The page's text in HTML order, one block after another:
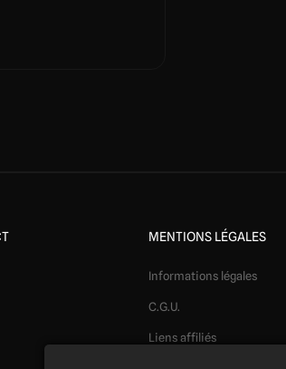
MENTIONS LÉGALES
Informations légales
C.G.U.
Liens affiliés